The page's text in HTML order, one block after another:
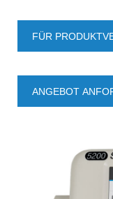
FÜR
ANGEBOT